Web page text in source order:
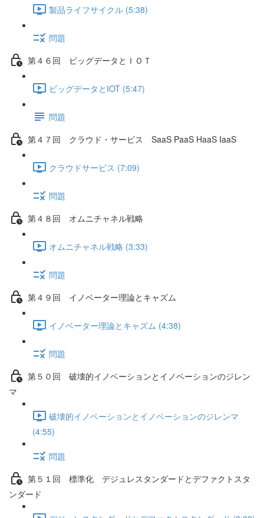
製品ライフサイクル (5:38)
問題
第４６回 ビッグデータとＩＯＴ
ビッグデータとIOT (5:47)
問題
第４７回 クラウド・サービス SaaS PaaS HaaS IaaS
クラウドサービス (7:09)
問題
第４８回 オムニチャネル戦略
オムニチャネル戦略 (3:33)
問題
第４９回 イノベーター理論とキャズム
イノベーター理論とキャズム (4:38)
問題
第５０回 破壊的イノベーションとイノベーションのジレン
マ
破壊的イノベーションとイノベーションのジレンマ
(4:55)
問題
第５１回 標準化 デジュレスタンダードとデファクトスタ
ンダード